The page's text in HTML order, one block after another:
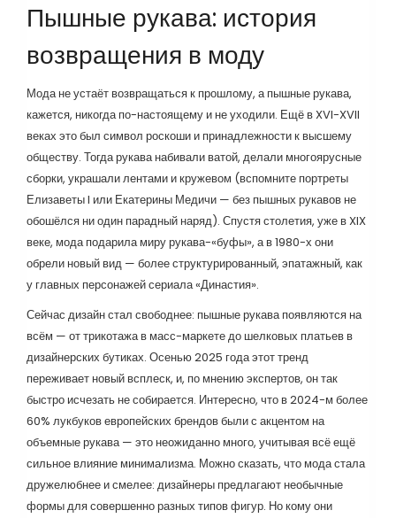
Пышные рукава: история
возвращения в моду
Мода не устаёт возвращаться к прошлому, а пышные рукава,
кажется, никогда по-настоящему и не уходили. Ещё в XVI-XVII
веках это был символ роскоши и принадлежности к высшему
обществу. Тогда рукава набивали ватой, делали многоярусные
сборки, украшали лентами и кружевом (вспомните портреты
Елизаветы I или Екатерины Медичи — без пышных рукавов не
обошёлся ни один парадный наряд). Спустя столетия, уже в XIX
веке, мода подарила миру рукава-«буфы», а в 1980-х они
обрели новый вид — более структурированный, эпатажный, как
у главных персонажей сериала «Династия».
Сейчас дизайн стал свободнее: пышные рукава появляются на
всём — от трикотажа в масс-маркете до шелковых платьев в
дизайнерских бутиках. Осенью 2025 года этот тренд
переживает новый всплеск, и, по мнению экспертов, он так
быстро исчезать не собирается. Интересно, что в 2024-м более
60% лукбуков европейских брендов были с акцентом на
объемные рукава — это неожиданно много, учитывая всё ещё
сильное влияние минимализма. Можно сказать, что мода стала
дружелюбнее и смелее: дизайнеры предлагают необычные
формы для совершенно разных типов фигур. Но кому они